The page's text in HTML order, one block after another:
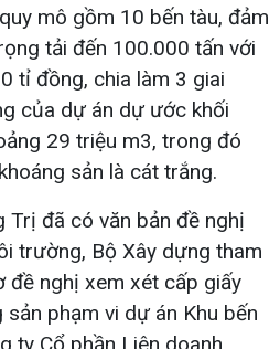
mô gồm 10 bến tàu, đảm
tải đến 100.000 tấn với
tỉ đồng, chia làm 3 giai
của dự án dự ước khối
29 triệu m3, trong đó
sản là cát trắng.
Trị đã có văn bản đề nghị
trường, Bộ Xây dựng tham
đề nghị xem xét cấp giấy
phạm vi dự án Khu bến
ty Cổ phần Liên doanh